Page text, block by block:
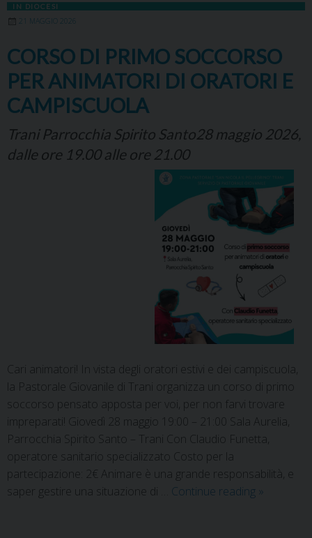
IN DIOCESI
21 MAGGIO 2026
CORSO DI PRIMO SOCCORSO
PER ANIMATORI DI ORATORI E
CAMPISCUOLA
Trani Parrocchia Spirito Santo28 maggio 2026,
dalle ore 19.00 alle ore 21.00
Cari animatori! In vista degli oratori estivi e dei campiscuola,
la Pastorale Giovanile di Trani organizza un corso di primo
soccorso pensato apposta per voi, per non farvi trovare
impreparati! Giovedì 28 maggio 19:00 – 21:00 Sala Aurelia,
Parrocchia Spirito Santo – Trani Con Claudio Funetta,
operatore sanitario specializzato Costo per la
partecipazione: 2€ Animare è una grande responsabilità, e
saper gestire una situazione di … Continue reading »